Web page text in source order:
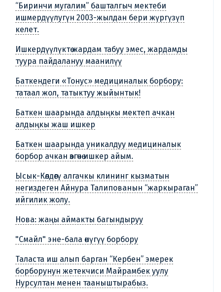
“Биринчи мугалим” башталгыч мектеби
ишмердүүлугүн 2003-жылдан бери жүргүзүп
келет.
Ишкердүүлүктө жардам табуу эмес, жардамды
туура пайдалануу маанилүү
Баткендеги «Тонус» медициналык борбору:
татаал жол, татыктуу жыйынтык!
Баткен шаарында алдыңкы мектеп ачкан
алдыңкы жаш ишкер
Баткен шаарында уникалдуу медициналык
борбор ачкан өзгөчө ишкер айым.
Ысык-Көлдөгү алгачкы клининг кызматын
негиздеген Айнура Талипованын “жаркыраган”
ийгилик жолу.
Нова: жаңы аймакты багындыруу
"Смайл" эне-бала өнүгүү борбору
Таласта иш алып барган “Кербен” эмерек
борборунун жетекчиси Майрамбек уулу
Нурсултан менен тааныштырабыз.